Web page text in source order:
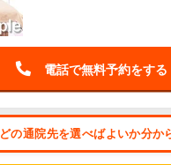
電話で無料予約をする
どの通院先を選べばよいか分か